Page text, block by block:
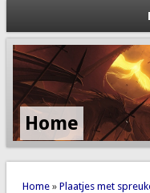
Home
You are here
Home» Plaatjes met